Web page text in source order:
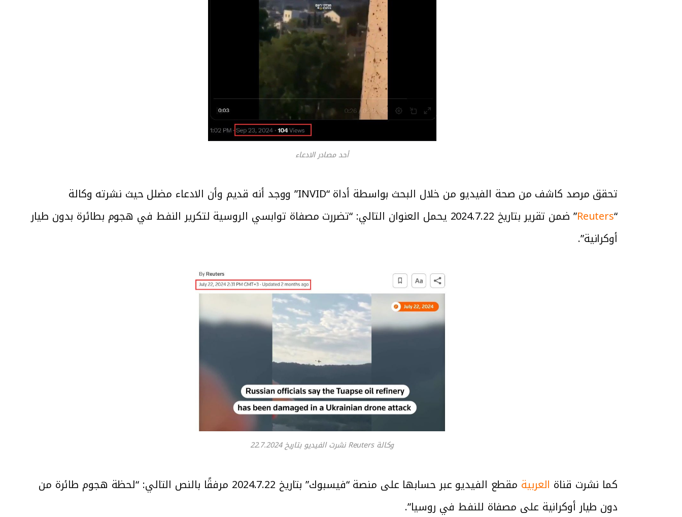
أحد مصادر الادعاء
تحقق مرصد كاشف من صحة الفيديو من خلال البحث بواسطة أداة “INVID” ووجد أنه قديم وأن الادعاء مضلل حيث نشرته وكالة
“
Reuters
” ضمن تقرير بتاريخ 2024.7.22 يحمل العنوان التالي: “تضررت مصفاة توابسي الروسية لتكرير النفط في هجوم بطائرة بدون طيار
أوكرانية”.
وكالة Reuters نشرت الفيديو بتاريخ 22.7.2024
كما نشرت قناة العربية
مقطع الفيديو عبر حسابها على منصة “فيسبوك” بتاريخ 2024.7.22 مرفقًا بالنص التالي: “لحظة هجوم طائرة من
دون طيار أوكرانية على مصفاة للنفط في روسيا”.